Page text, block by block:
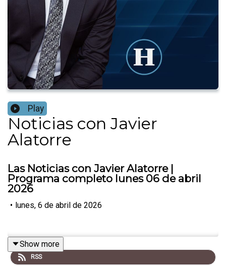
Play
Noticias con Javier
Alatorre
Las Noticias con Javier Alatorre |
Programa completo lunes 06 de abril
2026
• lunes, 6 de abril de 2026
Show more
RSS